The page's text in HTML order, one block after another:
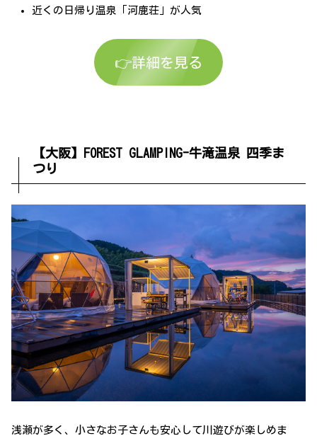
近くの日帰り温泉「河鹿荘」が人気
👉詳細を見る
【大阪】FOREST GLAMPING-牛滝温泉 四季ま
つり
浅瀬が多く、小さなお子さんも安心して川遊びが楽しめま